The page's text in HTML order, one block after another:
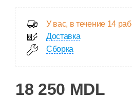
У вас, в течение 14
Доставка
Сборка
18 250 MDL